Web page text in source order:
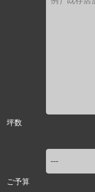
坪数
ご予算